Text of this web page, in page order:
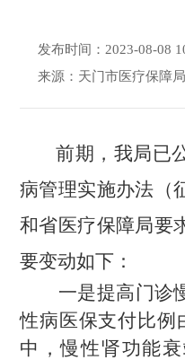
发布时间：2023-08-08
来源：天门市医疗保障局
前期，我局已
病管理实施办法（
和省医疗保障局要
要变动如下：
一是提高门诊
性病 医保支付比例
中 ，慢性肾功能